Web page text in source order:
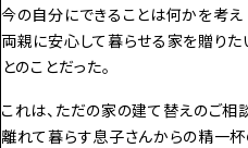
今の自分にできることは何かを考え
両親に安心して暮らせる家を贈りた
――とのことだった。
これは、ただの家の建て替えのご相
離れて暮らす息子さんからの精一